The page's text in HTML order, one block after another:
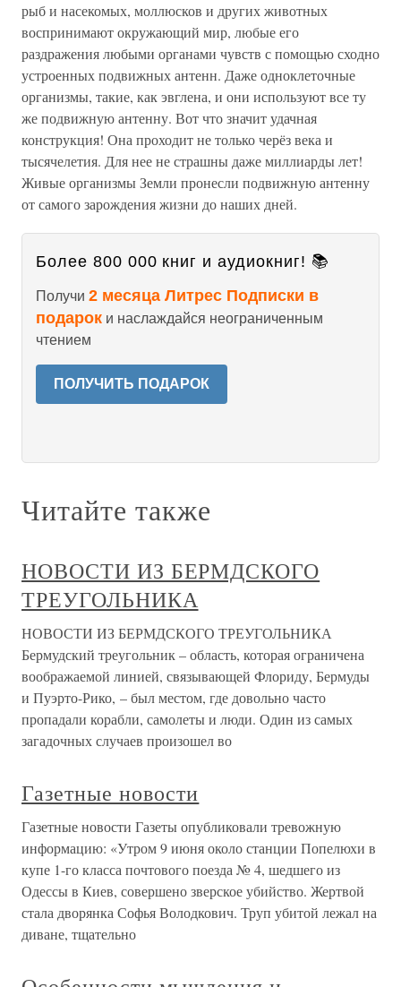
рыб и насекомых, моллюсков и других животных
воспринимают окружающий мир, любые его
раздражения любыми органами чувств с помощью сходно
устроенных подвижных антенн. Даже одноклеточные
организмы, такие, как эвглена, и они используют все ту
же подвижную антенну. Вот что значит удачная
конструкция! Она проходит не только черёз века и
тысячелетия. Для нее не страшны даже миллиарды лет!
Живые организмы Земли пронесли подвижную антенну
от самого зарождения жизни до наших дней.
Более 800 000 книг и аудиокниг! 📚
Получи 2 месяца Литрес Подписки в
подарок и наслаждайся неограниченным
чтением
ПОЛУЧИТЬ ПОДАРОК
Читайте также
НОВОСТИ ИЗ БЕРМДСКОГО
ТРЕУГОЛЬНИКА
НОВОСТИ ИЗ БЕРМДСКОГО ТРЕУГОЛЬНИКА
Бермудский треугольник – область, которая ограничена
воображаемой линией, связывающей Флориду, Бермуды
и Пуэрто-Рико, – был местом, где довольно часто
пропадали корабли, самолеты и люди. Один из самых
загадочных случаев произошел во
Газетные новости
Газетные новости Газеты опубликовали тревожную
информацию: «Утром 9 июня около станции Попелюхи в
купе 1-го класса почтового поезда № 4, шедшего из
Одессы в Киев, совершено зверское убийство. Жертвой
стала дворянка Софья Володкович. Труп убитой лежал на
диване, тщательно